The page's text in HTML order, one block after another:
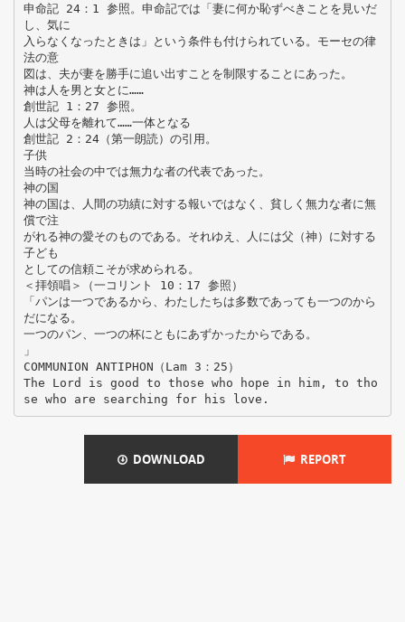
申命記 24：1 参照。申命記では「妻に何か恥ずべきことを見いだ
し、気に
入らなくなったときは」という条件も付けられている。モーセの律
法の意
図は、夫が妻を勝手に追い出すことを制限することにあった。
神は人を男と女とに……
創世記 1：27 参照。
人は父母を離れて……一体となる
創世記 2：24（第一朗読）の引用。
子供
当時の社会の中では無力な者の代表であった。
神の国
神の国は、人間の功績に対する報いではなく、貧しく無力な者に無
償で注
がれる神の愛そのものである。それゆえ、人には父（神）に対する
子ども
としての信頼こそが求められる。
＜拝領唱＞（一コリント 10：17 参照）
「パンは一つであるから、わたしたちは多数であっても一つのから
だになる。
一つのパン、一つの杯にともにあずかったからである。
」
COMMUNION ANTIPHON（Lam 3：25）
The Lord is good to those who hope in him, to tho
DOWNLOAD REPORT